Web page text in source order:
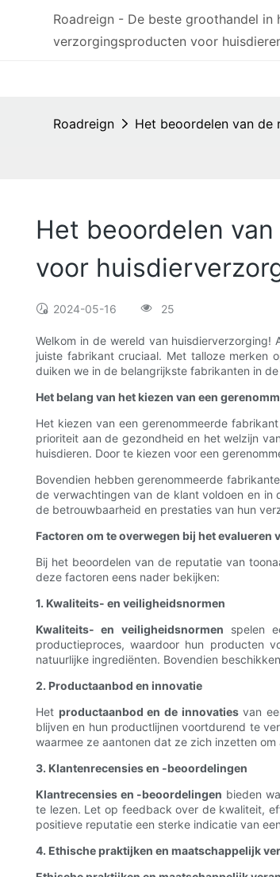
Roadreign - De beste groothandel in
verzorgingsproducten voor
Roadreign Het beoordelen van de
Het beoordelen
voor
2024-05-16 25
Welkom in de wereld van
juiste fabrikant cruciaal. Met talloze merken
duiken we in de belangrijkste fabrikanten in
Het belang van het kiezen van een
Het kiezen van een gerenommeerde
prioriteit aan de gezondheid en het welzijn
huisdieren. Door te kiezen voor een
Bovendien hebben gerenommeerde
de verwachtingen van de klant voldoen en
de betrouwbaarheid en prestaties van hun
Factoren om te overwegen bij het evalueren
Bij het beoordelen van de reputatie van
deze factoren eens nader bekijken:
1. Kwaliteits- en veiligheidsnormen
Kwaliteits- en veiligheidsnormen spelen
productieproces, waardoor hun producten
natuurlijke ingrediënten. Bovendien
2. Productaanbod en innovatie
Het productaanbod en de innovatiesvan
blijven en hun productlijnen voortdurend te
waarmee ze aantonen dat ze zich inzetten
3. Klantenrecensies en -beoordelingen
Klantrecensies en -beoordelingen bieden
te lezen. Let op feedback over de kwaliteit,
positieve reputatie een sterke indicatie van
4. Ethische praktijken en maatschappelijk